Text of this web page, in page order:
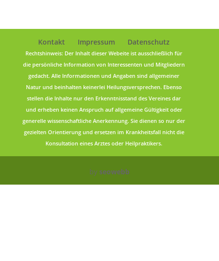
Kontakt Impressum Datenschutz
Rechtshinweis: Der Inhalt dieser Webeite ist ausschließlich für
die persönliche Information von Interessenten und Mitgliedern
gedacht. Alle Informationen und Angaben sind allgemeiner
Natur und beinhalten keinerlei Heilungsversprechen. Ebenso
stellen die Inhalte nur den Erkenntnisstand des Vereines dar
und erheben keinen Anspruch auf allgemeine Gültigkeit oder
generelle wissenschaftliche Anerkennung. Sie dienen so nur der
gezielten Orientierung und ersetzen im Krankheitsfall nicht die
Konsultation eines Arztes oder Heilpraktikers.
by seowebb